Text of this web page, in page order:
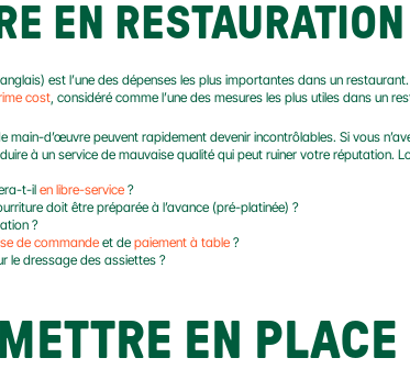
EN RESTAURATION
est l’une des dépenses les plus importantes dans un
cost, considéré comme l’une des mesures les plus utiles dans un
d’œuvre peuvent rapidement devenir incontrôlables. Si vous
à un service de mauvaise qualité qui peut ruiner votre réputation.
t-il en libre-service ?
doit être préparée à l’avance (pré-platinée) ?
?
de commande et de paiement à table ?
le dressage des assiettes ?
EN PLACE